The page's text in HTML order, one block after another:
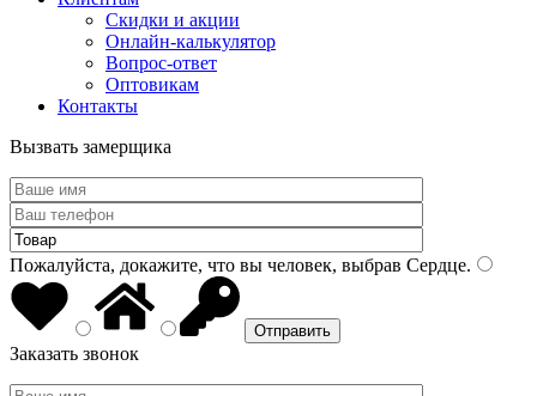
Скидки и акции
Онлайн-калькулятор
Вопрос-ответ
Оптовикам
Контакты
Вызвать замерщика
Пожалуйста, докажите, что вы человек, выбрав Сердце.
Заказать звонок